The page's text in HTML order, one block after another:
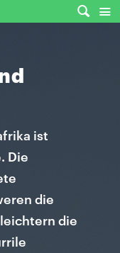
ist
Die
die
die